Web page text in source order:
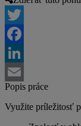
Twitter
Facebook
LinkedIn
Email
Popis práce
Využite príležitosť